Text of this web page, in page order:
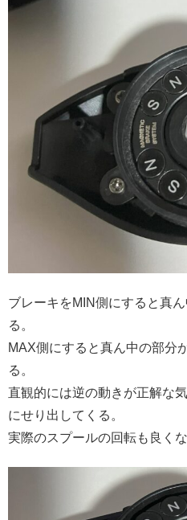
ブレーキをMIN側にすると真
る。
MAX側にすると真ん中の部分
る。
直観的には逆の動きが正解な
にせり出してくる。
実際のスプールの回転も良く